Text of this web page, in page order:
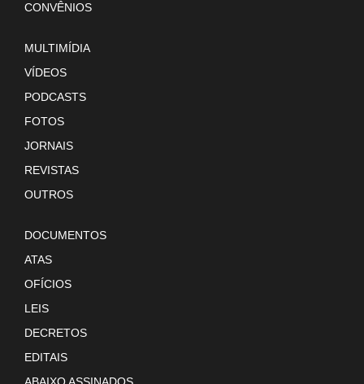
CONVÊNIOS
MULTIMÍDIA
VÍDEOS
PODCASTS
FOTOS
JORNAIS
REVISTAS
OUTROS
DOCUMENTOS
ATAS
OFÍCIOS
LEIS
DECRETOS
EDITAIS